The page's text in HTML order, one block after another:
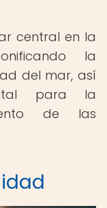
central en la
la
del mar, así
para la
de las